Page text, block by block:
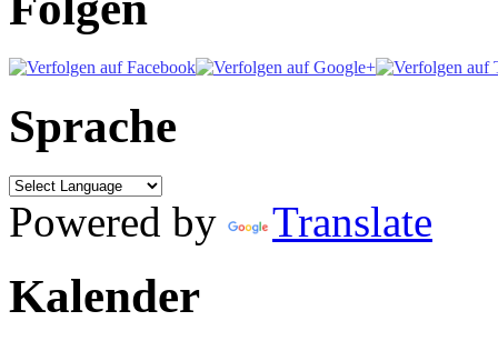
Sprache
Powered by Translate
Kalender